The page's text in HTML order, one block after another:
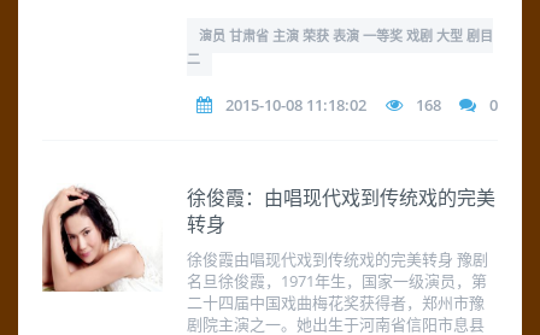
演员 甘肃省 主演 荣获 表演 一等奖 戏剧 大型 剧目
二
2015-10-08 11:18:02 168 0
徐俊霞：由唱现代戏到传统戏的完美
转身
徐俊霞由唱现代戏到传统戏的完美转身 豫剧
名旦徐俊霞，1971年生，国家一级演员，第
二十四届中国戏曲梅花奖获得者，郑州市豫
剧院主演之一。她出生于河南省信阳市息县